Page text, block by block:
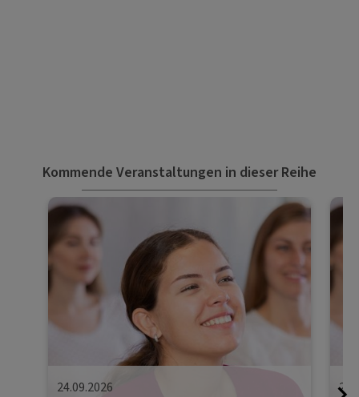
Kommende Veranstaltungen in dieser Reihe
24.09.2026